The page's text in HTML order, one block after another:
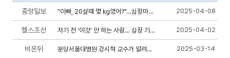
중앙일보 "아빠, 20살때 몇 ㎏였어?"…심장마비 위험 5분만에 아는 법 2025-04-08
헬스조선 자기 전 ‘이것’ 안 하는 사람… 심장 기능 떨어질 수도 2025-04-02
비온뒤 분당서울대병원 강시혁 교수가 알려주는 심장병 최신연구 2025-03-14